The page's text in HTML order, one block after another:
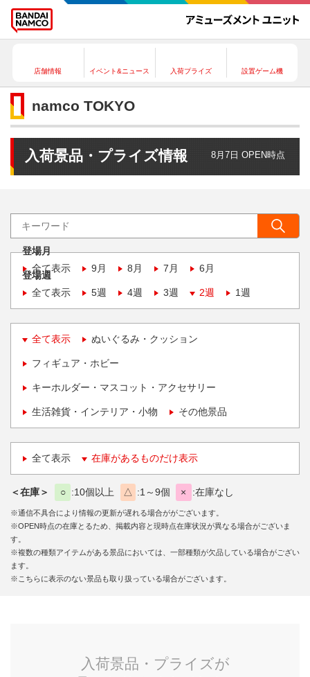
店舗情報 イベント&ニュース 入荷プライズ 設置ゲーム機
namco TOKYO
入荷景品・プライズ情報 8月7日 OPEN時点
登場月
全て表示
9月 8月 7月 6月
登場週
全て表示
5週 4週 3週 2週 1週
全て表示 ぬいぐるみ・クッション
フィギュア・ホビー
キーホルダー・マスコット・アクセサリー
生活雑貨・インテリア・小物 その他景品
全て表示 在庫があるものだけ表示
＜在庫＞ ○ 10個以上 △ 1～9個 × 在庫なし
※通信不具合により情報の更新が遅れる場合ががございます。
※OPEN時点の在庫とるため、掲載内容と現時点在庫状況が異なる場合がございま
す。
※複数の種類アイテムがある景品においては、一部種類が欠品している場合がござい
ます。
※こちらに表示のない景品も取り扱っている場合がございます。